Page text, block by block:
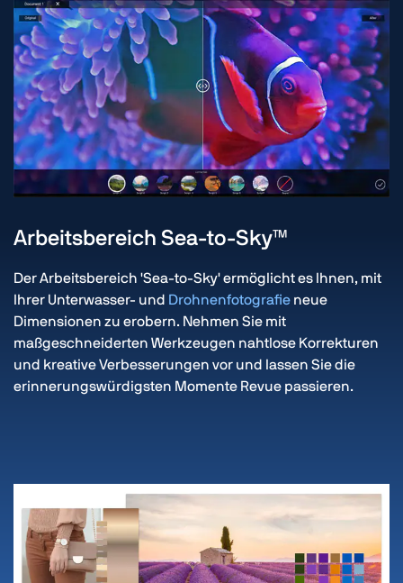
Arbeitsbereich Sea-to-Sky™
Der Arbeitsbereich 'Sea-to-Sky' ermöglicht es Ihnen, mit
Ihrer Unterwasser- und Drohnenfotografie neue
Dimensionen zu erobern. Nehmen Sie mit
maßgeschneiderten Werkzeugen nahtlose Korrekturen
und kreative Verbesserungen vor und lassen Sie die
erinnerungswürdigsten Momente Revue passieren.